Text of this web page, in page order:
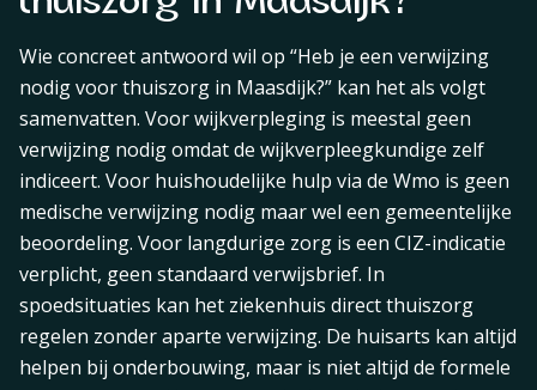
Wie concreet antwoord wil op “Heb je een verwijzing
nodig voor thuiszorg in Maasdijk?” kan het als volgt
samenvatten. Voor wijkverpleging is meestal geen
verwijzing nodig omdat de wijkverpleegkundige zelf
indiceert. Voor huishoudelijke hulp via de Wmo is geen
medische verwijzing nodig maar wel een gemeentelijke
beoordeling. Voor langdurige zorg is een CIZ-indicatie
verplicht, geen standaard verwijsbrief. In
spoedsituaties kan het ziekenhuis direct thuiszorg
regelen zonder aparte verwijzing. De huisarts kan altijd
helpen bij onderbouwing, maar is niet altijd de formele